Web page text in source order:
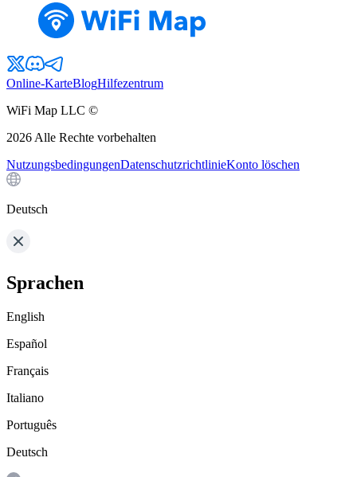
Online-KarteBlogHilfezentrum
WiFi Map LLC ©
2026 Alle Rechte vorbehalten
NutzungsbedingungenDatenschutzrichtlinieKonto löschen
Deutsch
Sprachen
English
Español
Français
Italiano
Português
Deutsch